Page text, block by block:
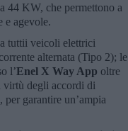
44 KW, che permettono a
e agevole.
tuttii veicoli elettrici
alternata (Tipo 2); le
l’Enel X Way App oltre
virtù degli accordi di
garantire un’ampia